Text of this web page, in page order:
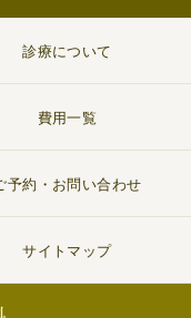
診療について
費用一覧
予約・お問い合わせ
サイトマップ